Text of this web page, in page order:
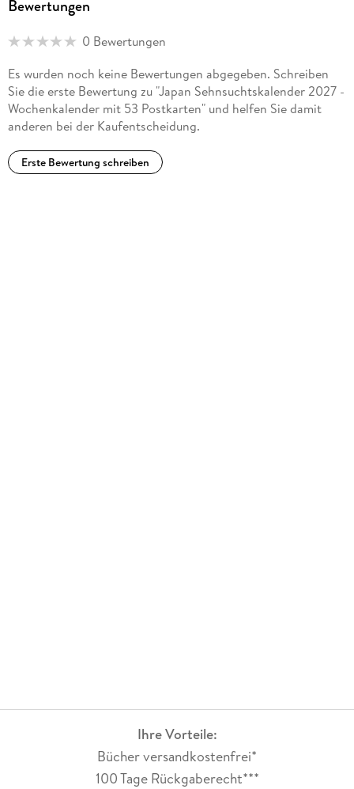
Bewertungen
0 Bewertungen
Es wurden noch keine Bewertungen abgegeben. Schreiben
Sie die erste Bewertung zu "Japan Sehnsuchtskalender 2027 -
Wochenkalender mit 53 Postkarten" und helfen Sie damit
anderen bei der Kaufentscheidung.
Erste Bewertung schreiben
Ihre Vorteile:
Bücher versandkostenfrei*
100 Tage Rückgaberecht***